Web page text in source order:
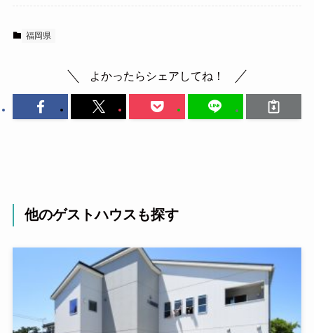
福岡県
よかったらシェアしてね！
他のゲストハウスも探す